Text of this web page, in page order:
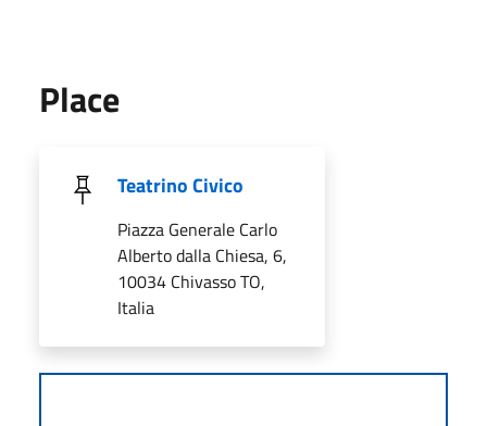
Place
Teatrino Civico
Piazza Generale Carlo
Alberto dalla Chiesa, 6,
10034 Chivasso TO,
Italia